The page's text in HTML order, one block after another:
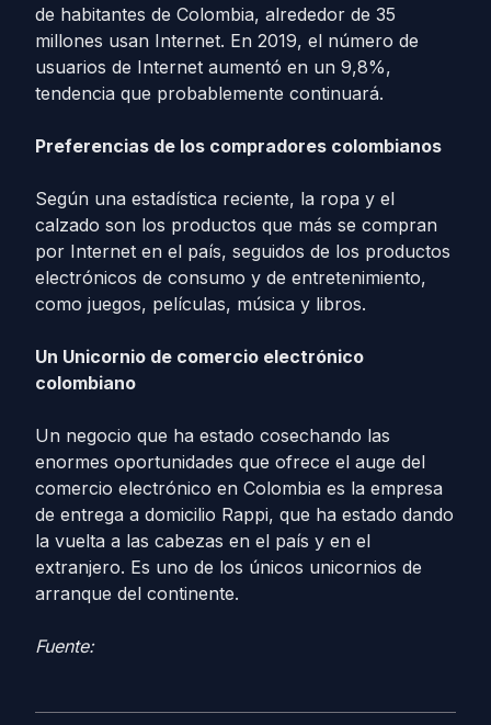
de habitantes de Colombia, alrededor de 35
millones usan Internet. En 2019, el número de
usuarios de Internet aumentó en un 9,8%,
tendencia que probablemente continuará.
Preferencias de los compradores colombianos
Según una estadística reciente, la ropa y el
calzado son los productos que más se compran
por Internet en el país, seguidos de los productos
electrónicos de consumo y de entretenimiento,
como juegos, películas, música y libros.
Un Unicornio de comercio electrónico
colombiano
Un negocio que ha estado cosechando las
enormes oportunidades que ofrece el auge del
comercio electrónico en Colombia es la empresa
de entrega a domicilio Rappi, que ha estado dando
la vuelta a las cabezas en el país y en el
extranjero. Es uno de los únicos unicornios de
arranque del continente.
Fuente: